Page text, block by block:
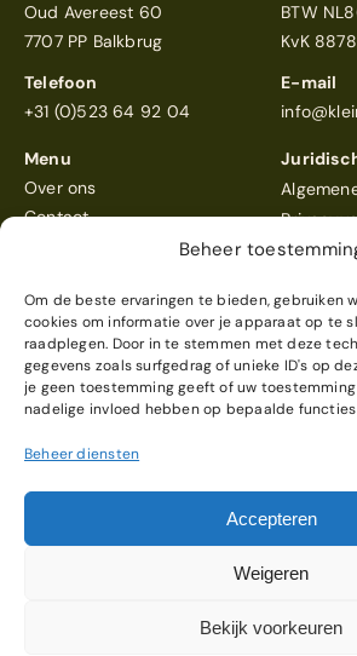
Beheer
Om de beste ervaringen te bieden, gebruiken
cookies om informatie over je apparaat op te
raadplegen. Door in te stemmen met deze
gegevens zoals surfgedrag of unieke ID's op
je geen toestemming geeft of uw
nadelige invloed hebben op bepaalde
Beheer diensten
Accepteren
Weigeren
Bekijk voorkeuren
Zakelijk
Contact
Vakanties
Pony’s en paarden
Webshop
Contact
Oud Avereest 60
7707 PP Balkbrug
BTW
KvK
Telefoon
+31 (0)523 64 92 04
E-mail
Menu
Over ons
Contact
Klein Oeverscoort een
Reviews bekijken
Webdesign & realisatie